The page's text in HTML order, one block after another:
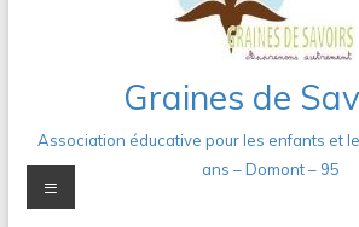
Graines de
Association éducative pour les enfants et
ans – Domont – 95
Menu